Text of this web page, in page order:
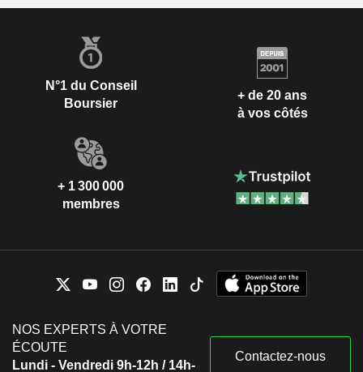
N°1 du Conseil
Boursier
+ de 20 ans
à vos côtés
+ 1 300 000
membres
NOS EXPERTS À VOTRE
ÉCOUTE
Lundi - Vendredi 9h-12h / 14h-
Contactez-nous